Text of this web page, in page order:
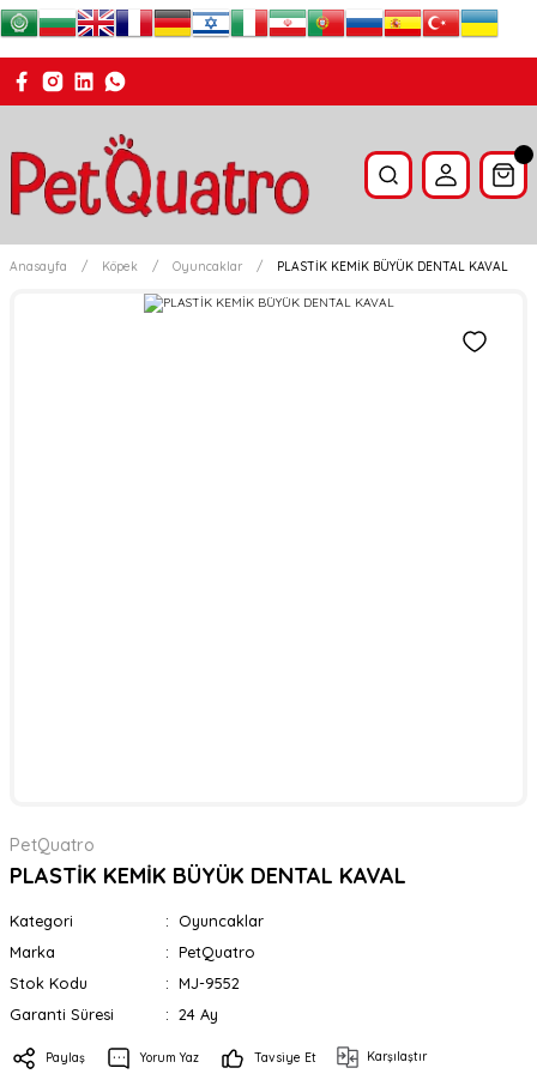
Anasayfa Köpek Oyuncaklar PLASTİK KEMİK BÜYÜK DENTAL KAVAL
PetQuatro
PLASTİK KEMİK BÜYÜK DENTAL KAVAL
Kategori
Oyuncaklar
Marka
PetQuatro
Stok Kodu
MJ-9552
Garanti Süresi
24 Ay
Paylaş Yorum Yaz Tavsiye Et Karşılaştır